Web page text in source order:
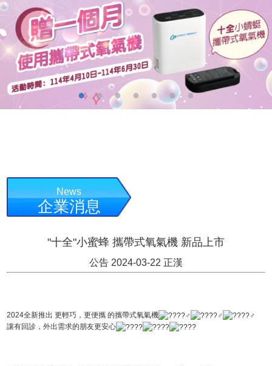
News
企業消息
"十全"小蜜蜂 攜帶式氧氣機 新品上市
公告 2024-03-22 正漢
2024全新推出 更輕巧，更便攜 的攜帶式氧氣機
讓有回診，外出需求的朋友更安心